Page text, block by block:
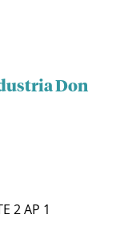
Don
2 AP 1